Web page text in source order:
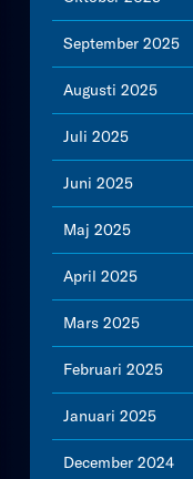
September 2025
Augusti 2025
Juli 2025
Juni 2025
Maj 2025
April 2025
Mars 2025
Februari 2025
Januari 2025
December 2024